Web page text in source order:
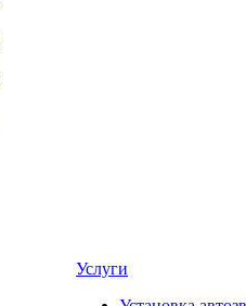
Услуги